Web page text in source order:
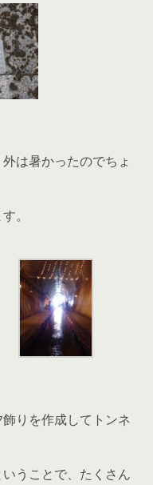
は暑かったのでちょ
。
りを作成してトンネ
うことで、たくさん